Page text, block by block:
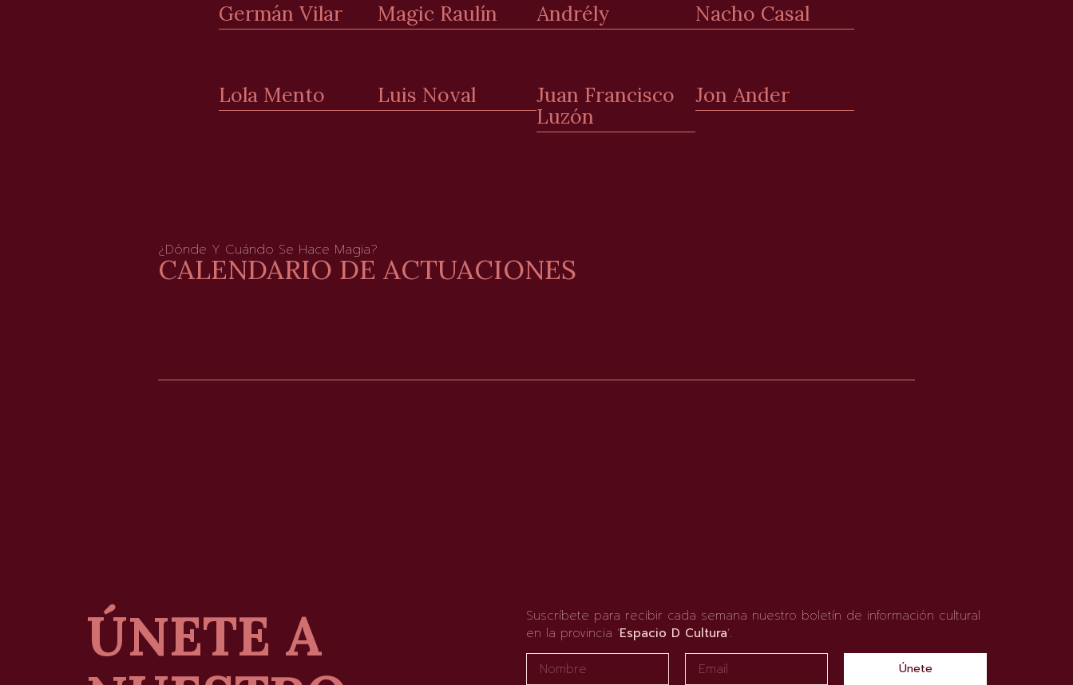
Germán Vilar Magic Raulín Andrély Nacho Casal
Lola Mento Luis Noval
Juan Francisco
Luzón
Jon Ander
¿Dónde Y Cuándo Se Hace Magia?
CALENDARIO DE ACTUACIONES
ÚNETE A
Suscríbete para recibir cada semana nuestro boletín de información cultural
en la provincia ‘Espacio D Cultura‘.
Únete